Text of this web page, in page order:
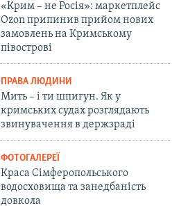
«Крим – не Росія»: маркетплейс
Ozon припинив прийом нових
замовлень на Кримському
півострові
ПРАВА ЛЮДИНИ
Мить – і ти шпигун. Як у
кримських судах розглядають
звинувачення в держзраді
ФОТОГАЛЕРЕЇ
Краса Сімферопольського
водосховища та занедбаність
довкола